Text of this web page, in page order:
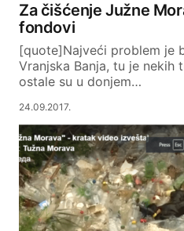
Za čišćenje Južne
fondovi
[quote]Najveći problem je
Vranjska Banja, tu je nekih
ostale su u donjem…
24.09.2017.